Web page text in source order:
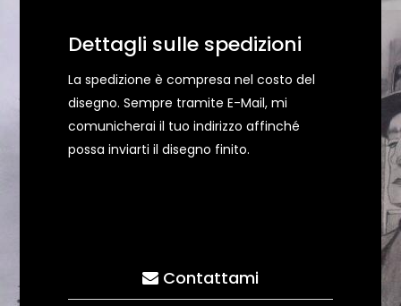
Dettagli sulle spedizioni
La spedizione è compresa nel costo del
disegno. Sempre tramite E-Mail, mi
comunicherai il tuo indirizzo affinché
possa inviarti il disegno finito.
Contattami